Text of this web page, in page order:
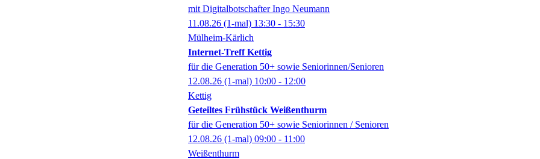
mit Digitalbotschafter Ingo Neumann
11.08.26 (1-mal) 13:30 - 15:30
Mülheim-Kärlich
Internet-Treff Kettig
für die Generation 50+ sowie Seniorinnen/Senioren
12.08.26 (1-mal) 10:00 - 12:00
Kettig
Geteiltes Frühstück Weißenthurm
für die Generation 50+ sowie Seniorinnen / Senioren
12.08.26 (1-mal) 09:00 - 11:00
Weißenthurm